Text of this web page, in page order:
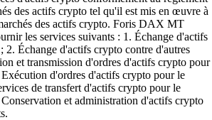
des actifs crypto tel qu'il est mis en œuvre à
des actifs crypto. Foris DAX MT
les services suivants : 1. Échange d'actifs
2. Échange d'actifs crypto contre d'autres
et transmission d'ordres d'actifs crypto pour
d'ordres d'actifs crypto pour le
de transfert d'actifs crypto pour le
et administration d'actifs crypto